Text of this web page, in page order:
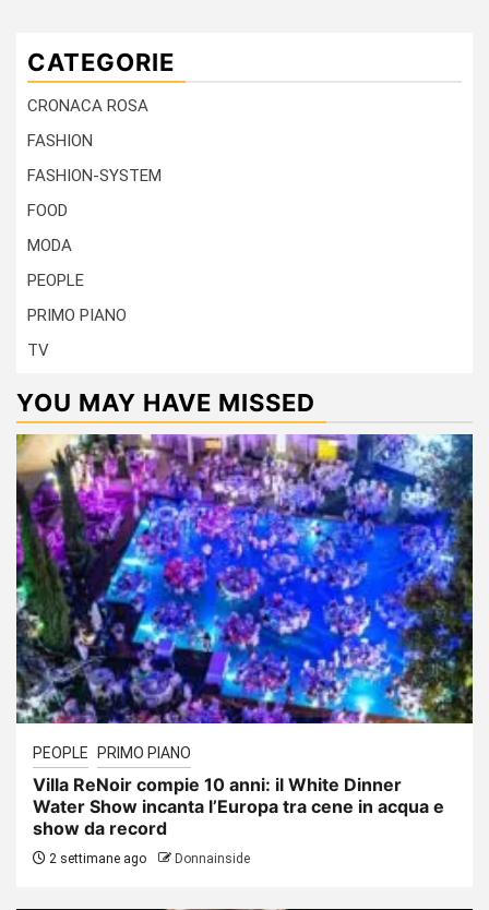
CATEGORIE
CRONACA ROSA
FASHION
FASHION-SYSTEM
FOOD
MODA
PEOPLE
PRIMO PIANO
TV
YOU MAY HAVE MISSED
PEOPLE PRIMO PIANO
Villa ReNoir compie 10 anni: il White Dinner
Water Show incanta l’Europa tra cene in acqua e
show da record
2 settimane ago Donnainside